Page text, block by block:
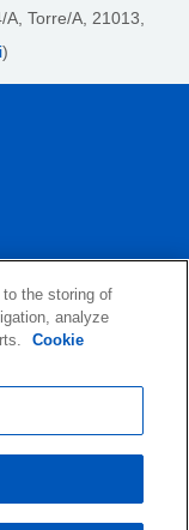
Torre/A, 21013,
)
to the storing of
analyze
Cookie